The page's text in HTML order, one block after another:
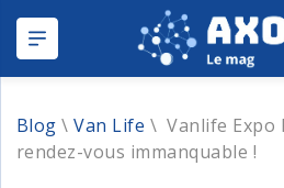
Blog \Van Life \ Vanlife Expo
rendez-vous immanquable !